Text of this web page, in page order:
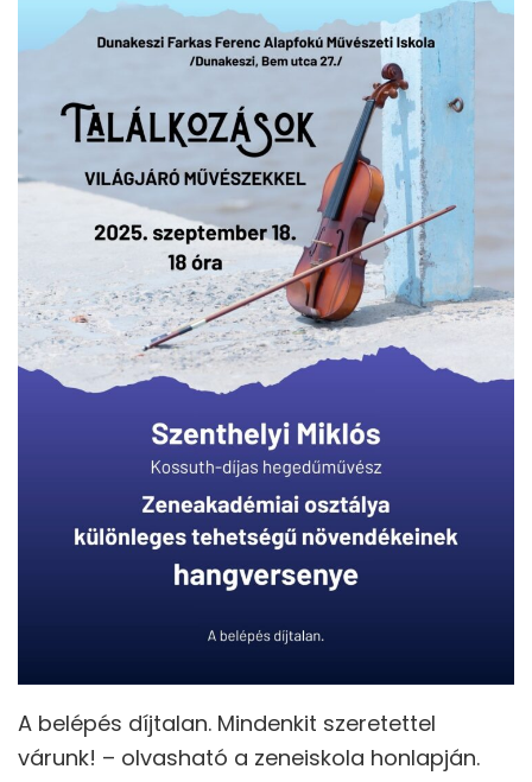
A belépés díjtalan. Mindenkit szeretettel
várunk! – olvasható a zeneiskola honlapján.